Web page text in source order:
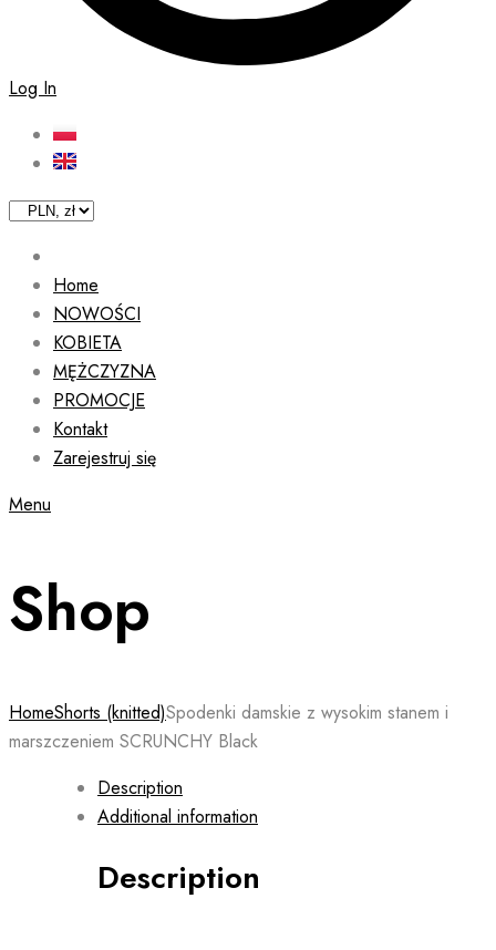
Log In
Home
NOWOŚCI
KOBIETA
MĘŻCZYZNA
PROMOCJE
Kontakt
Zarejestruj się
Menu
Shop
HomeShorts (knitted)Spodenki damskie z wysokim stanem i
marszczeniem SCRUNCHY Black
Description
Additional information
Description